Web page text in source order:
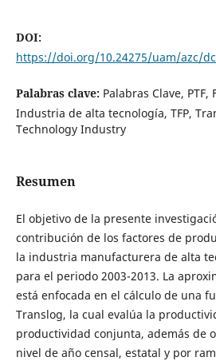
DOI:
https://doi.org/10.24275/uam/azc/
Palabras clave: Palabras Clave,
Industria de alta tecnología, TFP,
Technology Industry
Resumen
El objetivo de la presente
contribución de los factores de
la industria manufacturera de alta
para el periodo 2003-2013. La
está enfocada en el cálculo de una
Translog, la cual evalúa la
productividad conjunta, además de
nivel de año censal, estatal y por